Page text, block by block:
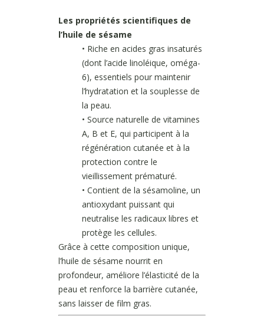
Les propriétés scientifiques de
l’huile de sésame
• Riche en acides gras insaturés
(dont l’acide linoléique, oméga-
6), essentiels pour maintenir
l’hydratation et la souplesse de
la peau.
• Source naturelle de vitamines
A, B et E, qui participent à la
régénération cutanée et à la
protection contre le
vieillissement prématuré.
• Contient de la sésamoline, un
antioxydant puissant qui
neutralise les radicaux libres et
protège les cellules.
Grâce à cette composition unique,
l’huile de sésame nourrit en
profondeur, améliore l’élasticité de la
peau et renforce la barrière cutanée,
sans laisser de film gras.